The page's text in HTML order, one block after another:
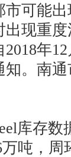
市可能
现重
年
。南
库存数
吨，周